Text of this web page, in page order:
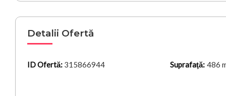
Detalii Ofertă
ID Ofertă: 315866944 Suprafaţă: 486